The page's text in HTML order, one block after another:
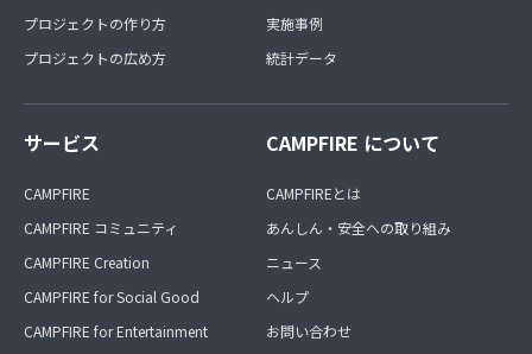
プロジェクトの作り方
プロジェクトの広め方
実施事例
統計データ
サービス
CAMPFIRE
CAMPFIRE コミュニティ
CAMPFIRE Creation
CAMPFIRE for Social Good
CAMPFIRE for Entertainment
CAMPFIRE について
CAMPFIREとは
あんしん・安全への取り組み
ニュース
ヘルプ
お問い合わせ